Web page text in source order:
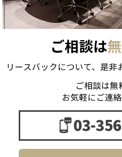
ご相談は
リースバックについて、是非
ご相談は無
お気軽にご連絡
03-